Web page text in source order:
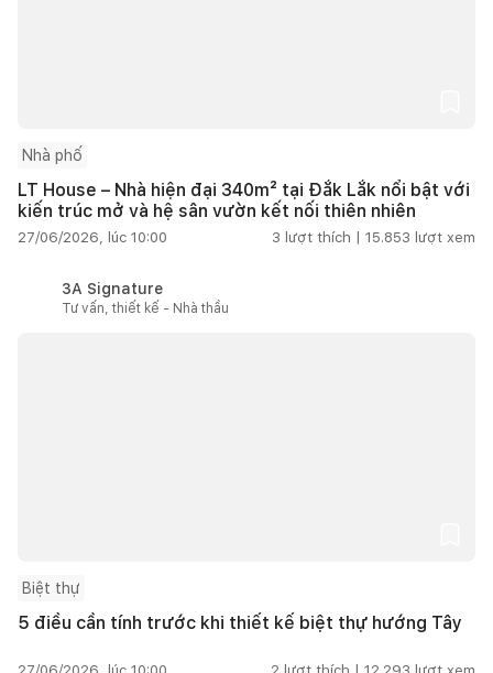
Nhà phố
LT House – Nhà hiện đại 340m² tại Đắk Lắk nổi bật với
kiến trúc mở và hệ sân vườn kết nối thiên nhiên
27/06/2026, lúc 10:00 3 lượt thích | 15.853 lượt xem
3A Signature
Tư vấn, thiết kế - Nhà thầu
Biệt thự
5 điều cần tính trước khi thiết kế biệt thự hướng Tây